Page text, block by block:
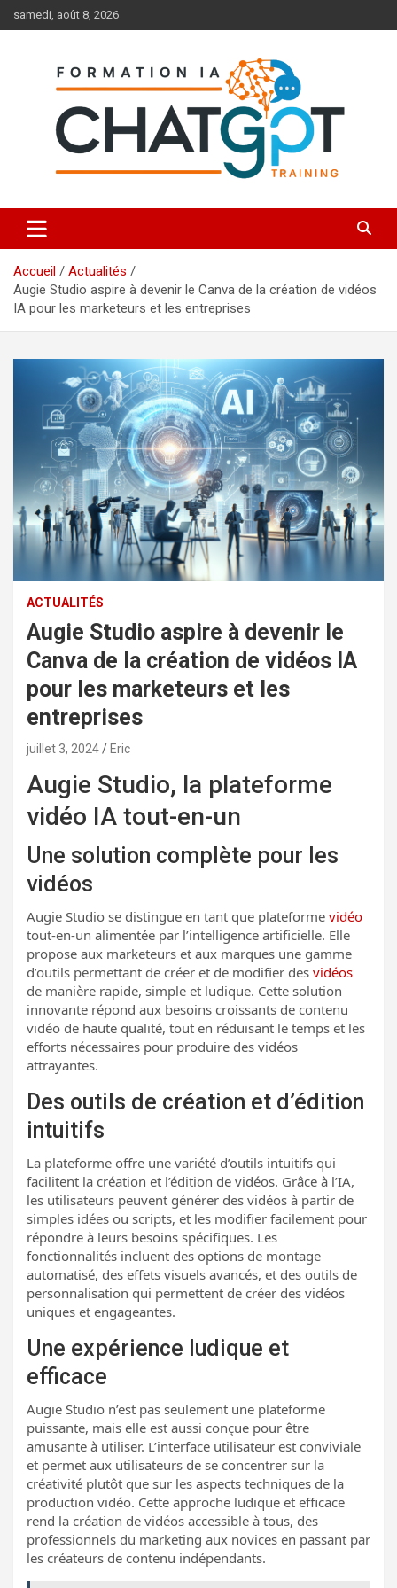
au
samedi, août 8, 2026
Formation IA ChatGPT
Accueil
Actualités
Augie Studio aspire à devenir le Canva de la création de vidéos
IA pour les marketeurs et les entreprises
ACTUALITÉS
Augie Studio aspire à devenir le
Canva de la création de vidéos IA
pour les marketeurs et les
entreprises
juillet 3, 2024 Eric
Augie Studio, la plateforme
vidéo IA tout-en-un
Une solution complète pour les
vidéos
Augie Studio se distingue en tant que plateforme vidéo
tout-en-un alimentée par l’intelligence artificielle. Elle
propose aux marketeurs et aux marques une gamme
d’outils permettant de créer et de modifier des vidéos
de manière rapide, simple et ludique. Cette solution
innovante répond aux besoins croissants de contenu
vidéo de haute qualité, tout en réduisant le temps et les
efforts nécessaires pour produire des vidéos
attrayantes.
Des outils de création et d’édition
intuitifs
La plateforme offre une variété d’outils intuitifs qui
facilitent la création et l’édition de vidéos. Grâce à l’IA,
les utilisateurs peuvent générer des vidéos à partir de
simples idées ou scripts, et les modifier facilement pour
répondre à leurs besoins spécifiques. Les
fonctionnalités incluent des options de montage
automatisé, des effets visuels avancés, et des outils de
personnalisation qui permettent de créer des vidéos
uniques et engageantes.
Une expérience ludique et
efficace
Augie Studio n’est pas seulement une plateforme
puissante, mais elle est aussi conçue pour être
amusante à utiliser. L’interface utilisateur est conviviale
et permet aux utilisateurs de se concentrer sur la
créativité plutôt que sur les aspects techniques de la
production vidéo. Cette approche ludique et efficace
rend la création de vidéos accessible à tous, des
professionnels du marketing aux novices en passant par
les créateurs de contenu indépendants.